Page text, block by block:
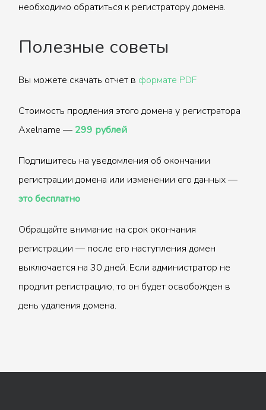
необходимо обратиться к регистратору домена.
Полезные советы
Вы можете скачать отчет в формате PDF
Стоимость продления этого домена у регистратора
Axelname — 299 рублей
Подпишитесь на уведомления об окончании
регистрации домена или изменении его данных —
это бесплатно
Обращайте внимание на срок окончания
регистрации — после его наступления домен
выключается на 30 дней. Если администратор не
продлит регистрацию, то он будет освобожден в
день удаления домена.